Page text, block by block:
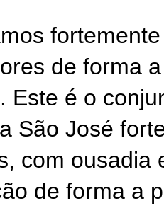
de forma
Este é o
São José
com ousadia
de forma a